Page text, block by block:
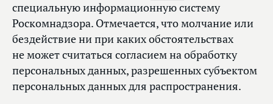
специальную информационную систему
Роскомнадзора. Отмечается, что молчание или
бездействие ни при каких обстоятельствах
не может считаться согласием на обработку
персональных данных, разрешенных субъектом
персональных данных для распространения.